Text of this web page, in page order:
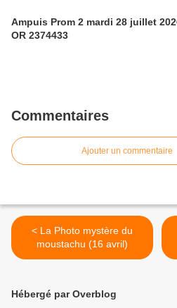
Ampuis Prom 2 mardi 28 juillet 2026
OR 2374433
Commentaires
Ajouter un commentaire
< La Photo mystère du
moustachu (16 avril)
Hébergé par Overblog